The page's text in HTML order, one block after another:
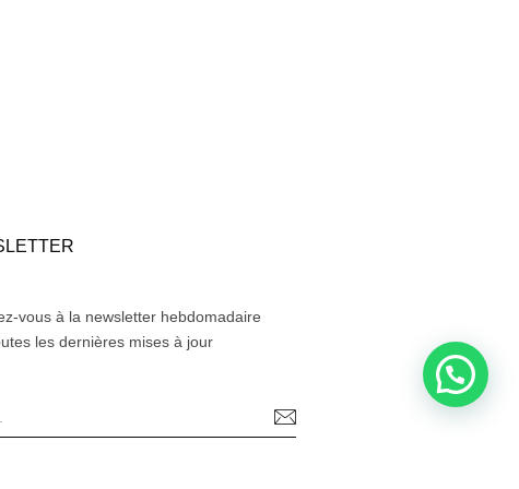
vous à la newsletter hebdomadaire
les dernières mises à jour